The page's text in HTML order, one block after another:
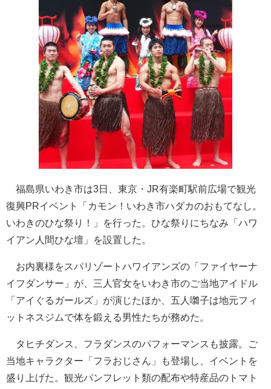
福島県いわき市は3日、東京・JR有楽町駅前広場で観光
復興PRイベント「カモン！いわき市ハダカのおもてなし。
いわきのひな祭り！」を行った。ひな祭りにちなみ「ハワ
イアン人間ひな壇」を設置した。
お内裏様をスパリゾートハワイアンズの「ファイヤーナ
イフダンサー」が、三人官女をいわき市のご当地アイドル
「アイぐるガールズ」が演じたほか、五人囃子は地元フィ
ットネスジムで体を鍛える男性たちが務めた。
タヒチダンス、フラダンスのパフォーマンスも披露。ご
当地キャラクター「フラおじさん」も登場し、イベントを
盛り上げた。観光パンフレット類の配布や特産品のトマト